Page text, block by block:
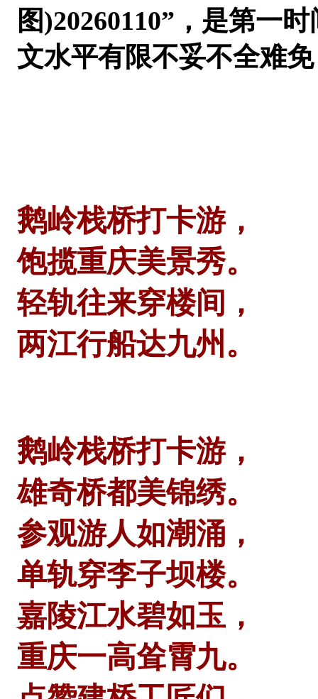
图)20260110”，是第一
文水平有限不妥不全难
鹅岭栈桥打卡游，
饱揽重庆美景秀。
轻轨往来穿楼间，
两江行船达九州。
鹅岭栈桥打卡游，
雄奇桥都美锦绣。
参观游人如潮涌，
单轨穿李子坝楼。
嘉陵江水碧如玉，
重庆一高耸霄九。